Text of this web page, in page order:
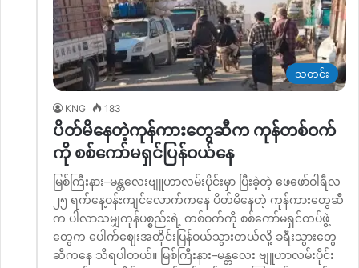
သတင်း
KNG 183
ပိတ်မိနေတဲ့ကုန်ကားတွေဆီက ကုန်တစ်ဝက်
ကို စစ်ကော်မရှင်ပြန်ဝယ်နေ
မြစ်ကြီးနား–မန္တလေးဗျူဟာလမ်းပိုင်းမှာ ပြီးခဲ့တဲ့ ဖေဖော်ဝါရီလ
၂၅ ရက်နေ့ဝန်းကျင်လောက်ကနေ ပိတ်မိနေတဲ့ ကုန်ကားတွေဆီ
က ပါလာသမျှကုန်ပစ္စည်းရဲ့ တစ်ဝက်ကို စစ်ကော်မရှင်တပ်ဖွဲ့
တွေက ပေါက်ဈေးအတိုင်းပြန်ဝယ်သွားတယ်လို့ ခရီးသွားတွေ
ဆီကနေ သိရပါတယ်။ မြစ်ကြီးနား–မန္တလေး ဗျူဟာလမ်းပိုင်း